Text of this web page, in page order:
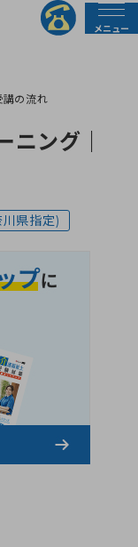
メニュー
政の皆様へ
援事業」
の流れ
ング｜
県指定)